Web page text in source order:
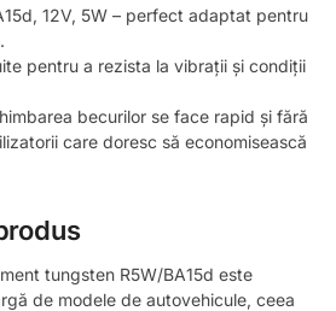
12V, 5W – perfect adaptat pentru
pentru a rezista la vibrații și condiții
becurilor se face rapid și fără
care doresc să economisească
tungsten R5W/BA15d este
de modele de autovehicule, ceea